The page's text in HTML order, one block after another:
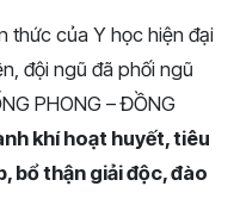
thức của Y học hiện đại
đội ngũ đã phối ngũ
PHONG – ĐỒNG
khí hoạt huyết, tiêu
bổ thận giải độc, đào